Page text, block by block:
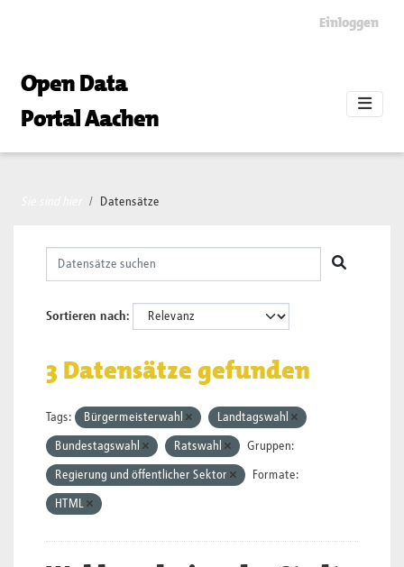
Einloggen
Open Data
Portal Aachen
Datensätze
Sortieren nach
3 Datensätze gefunden
Tags: Bürgermeisterwahl Landtagswahl
Bundestagswahl Ratswahl Gruppen:
Regierung und öffentlicher Sektor Formate:
HTML